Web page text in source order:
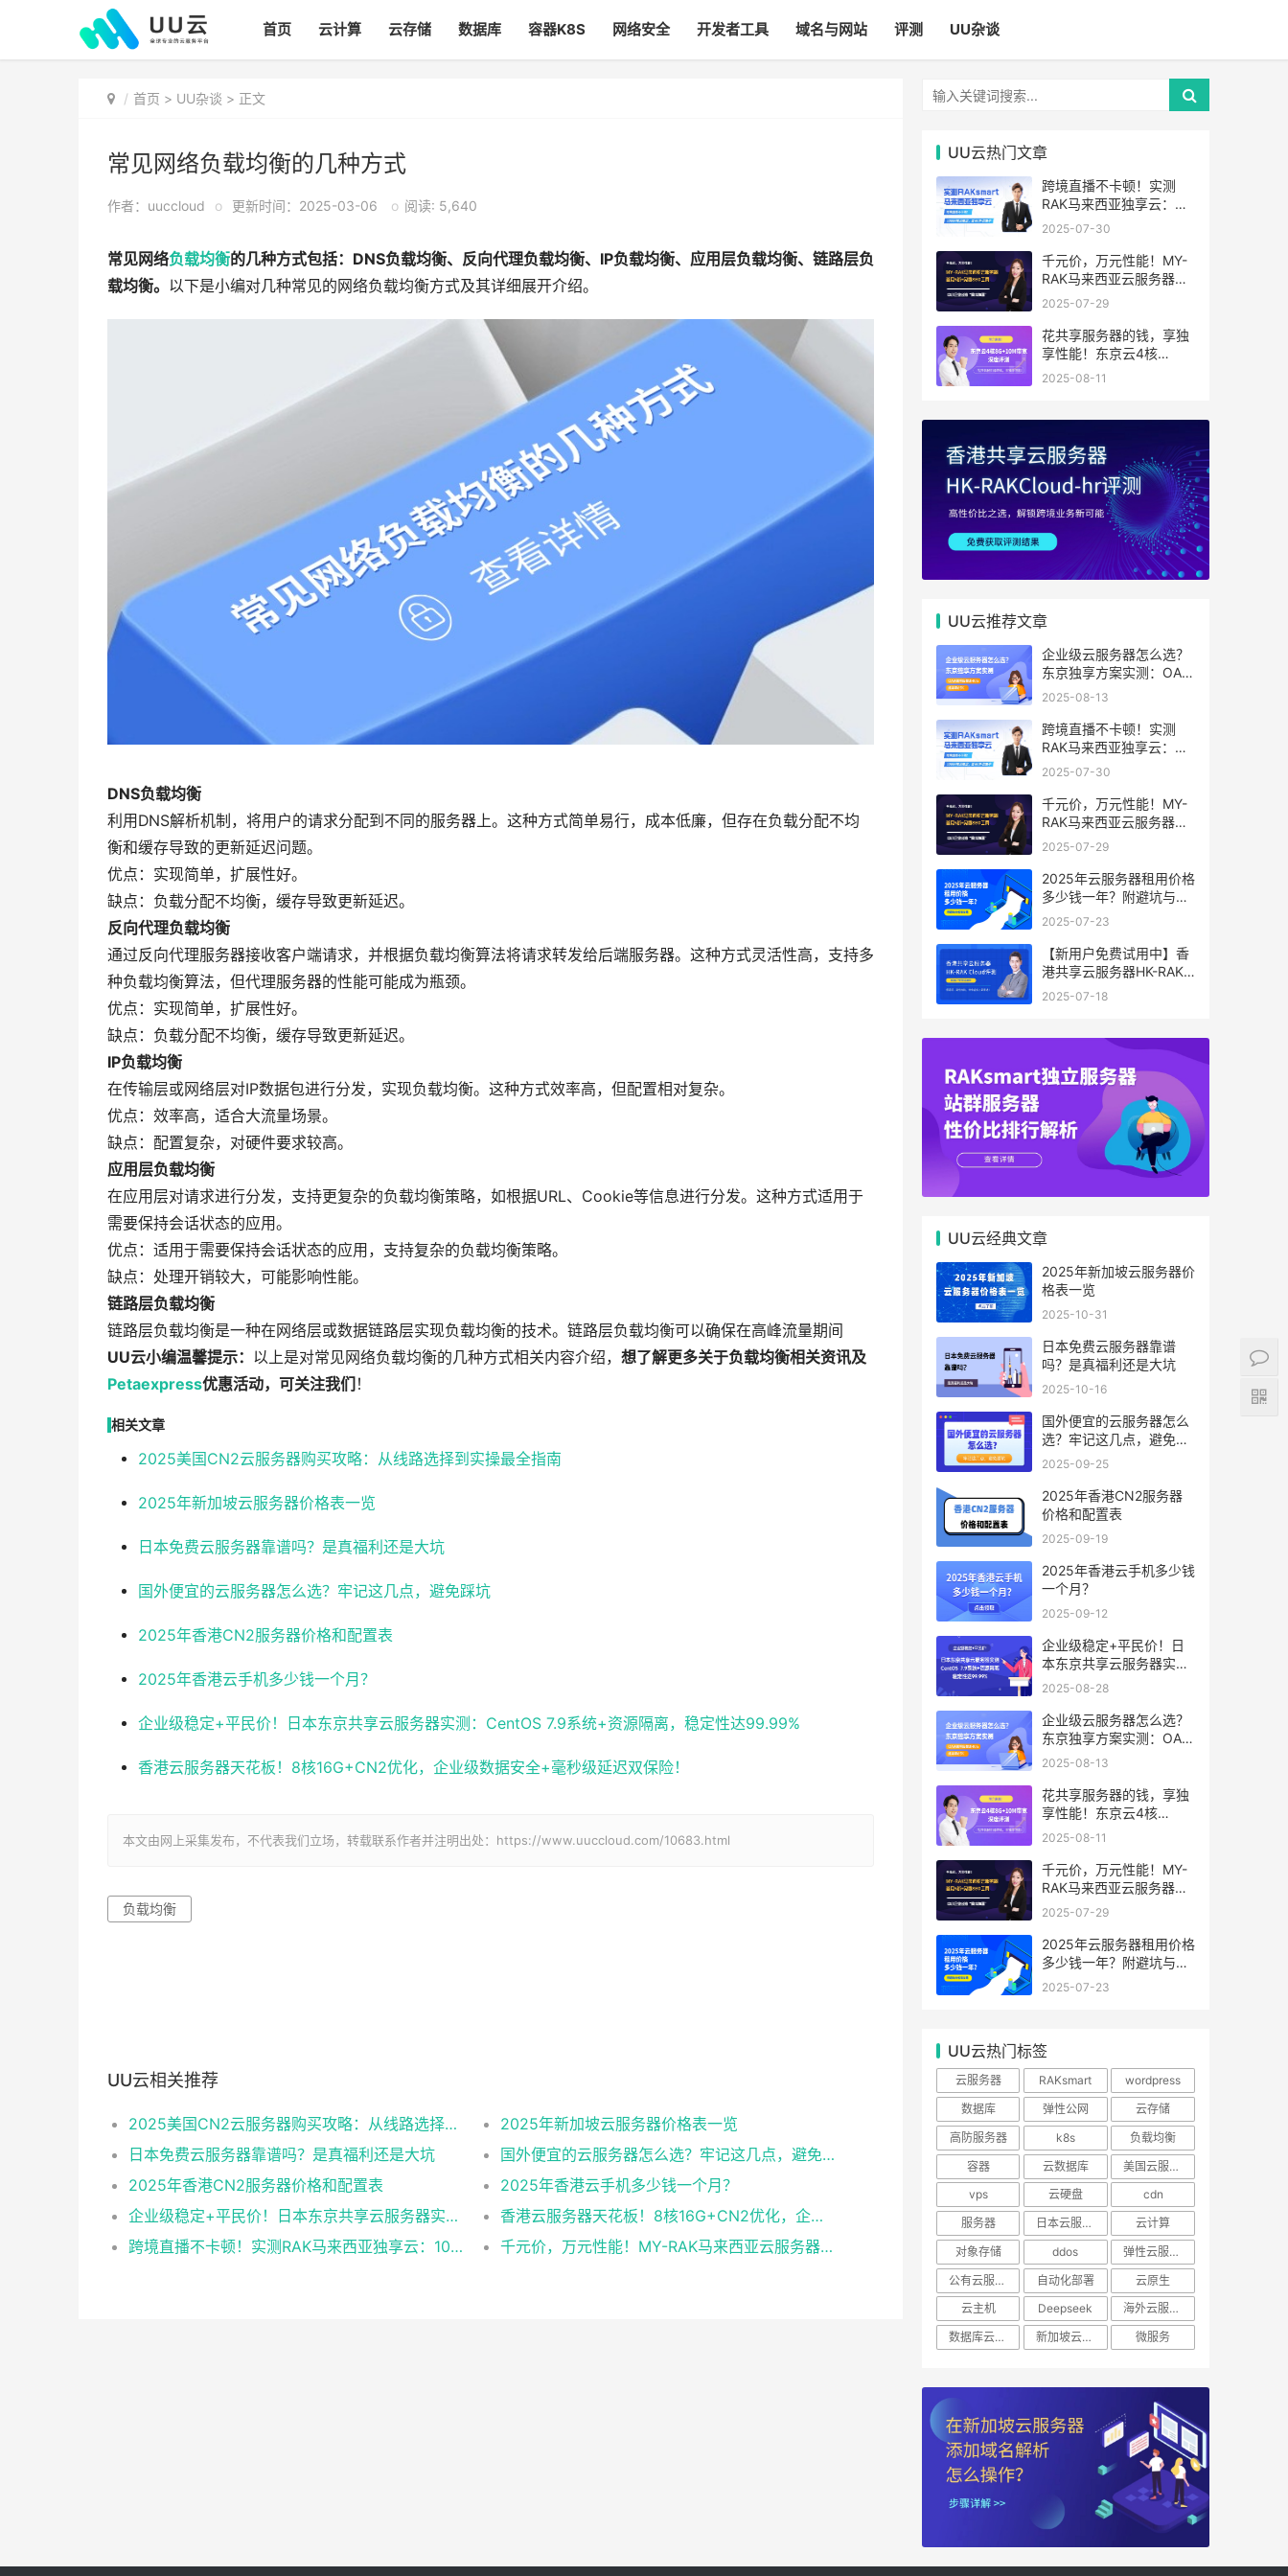
首页 云计算 云存储 数据库 容器K8S 网络安全 开发者工具 域名与网站 评测 UU杂谈
首页 > UU杂谈 > 正文
常见网络负载均衡的几种方式
作者：uuccloud o 更新时间：2025-03-06 o 阅读: 5,640
常见网络负载均衡的几种方式包括：DNS负载均衡、反向代理负载均衡、IP负载均衡、应用层负载均衡、链路层负
载均衡。 以下是小编对几种常见的网络负载均衡方式及其详细展开介绍。
DNS负载均衡
利用DNS解析机制，将用户的请求分配到不同的服务器上。这种方式简单易行，成本低廉，但存在负载分配不均
衡和缓存导致的更新延迟问题。
优点：实现简单，扩展性好。
缺点：负载分配不均衡，缓存导致更新延迟。
反向代理负载均衡
通过反向代理服务器接收客户端请求，并根据负载均衡算法将请求转发给后端服务器。这种方式灵活性高，支持多
种负载均衡算法，但代理服务器的性能可能成为瓶颈。
优点：实现简单，扩展性好。
缺点：负载分配不均衡，缓存导致更新延迟。
IP负载均衡
在传输层或网络层对IP数据包进行分发，实现负载均衡。这种方式效率高，但配置相对复杂。
优点：效率高，适合大流量场景。
缺点：配置复杂，对硬件要求较高。
应用层负载均衡
在应用层对请求进行分发，支持更复杂的负载均衡策略，如根据URL、Cookie等信息进行分发。这种方式适用于
需要保持会话状态的应用。
优点：适用于需要保持会话状态的应用，支持复杂的负载均衡策略。
缺点：处理开销较大，可能影响性能。
链路层负载均衡
链路层负载均衡是一种在网络层或数据链路层实现负载均衡的技术。链路层负载均衡可以确保在高峰流量期间
UU云小编温馨提示： 以上是对常见网络负载均衡的几种方式相关内容介绍， 想了解更多关于负载均衡相关资讯及
Petaexpress优惠活动，可关注我们 ！
相关文章
2025美国CN2云服务器购买攻略：从线路选择到实操最全指南
2025年新加坡云服务器价格表一览
日本免费云服务器靠谱吗？是真福利还是大坑
国外便宜的云服务器怎么选？牢记这几点，避免踩坑
2025年香港CN2服务器价格和配置表
2025年香港云手机多少钱一个月？
企业级稳定+平民价！日本东京共享云服务器实测：CentOS 7.9系统+资源隔离，稳定性达99.99%
香港云服务器天花板！8核16G+CN2优化，企业级数据安全+毫秒级延迟双保险！
本文由网上采集发布，不代表我们立场，转载联系作者并注明出处：https://www.uuccloud.com/10683.html
负载均衡
UU云相关推荐
2025美国CN2云服务器购买攻略：从线路选择到实操最全指南
2025年新加坡云服务器价格表一览
日本免费云服务器靠谱吗？是真福利还是大坑
国外便宜的云服务器怎么选？牢记这几点，避免踩坑
2025年香港CN2服务器价格和配置表
2025年香港云手机多少钱一个月？
企业级稳定+平民价！日本东京共享云服务器实测：CentOS 7.9系统+资源隔离，稳定性达99.99%
香港云服务器天花板！8核16G+CN2优化，企业级数据安全+毫秒级延迟双保险！
跨境直播不卡顿！实测RAK马来西亚独享云：1080P推流稳定，首月6折优惠中
千元价，万元性能！MY-RAK马来西亚云服务器：首月5折+免费SEO工具，中小企业出海“降本神器”
UU云热门文章
跨境直播不卡顿！实测
RAK马来西亚独享云：
1080P推流稳定，首月6
2025-07-30
千元价，万元性能！MY-
RAK马来西亚云服务器：
首月5折+免费SEO工具，
2025-07-29
花共享服务器的钱，享独
享性能！东京云4核
8G+10M带宽降价来袭
2025-08-11
UU云推荐文章
企业级云服务器怎么选？
东京独享方案实测：OA系
统响应提速40%，成本降
2025-08-13
跨境直播不卡顿！实测
RAK马来西亚独享云：
1080P推流稳定，首月6
2025-07-30
千元价，万元性能！MY-
RAK马来西亚云服务器：
首月5折+免费SEO工具，
2025-07-29
2025年云服务器租用价格
多少钱一年？附避坑与省
钱攻略
2025-07-23
【新用户免费试用中】香
港共享云服务器HK-RAK
Cloud评测：低延迟、高
2025-07-18
UU云经典文章
2025年新加坡云服务器价
格表一览
2025-10-31
日本免费云服务器靠谱
吗？是真福利还是大坑
2025-10-16
国外便宜的云服务器怎么
选？牢记这几点，避免踩
坑
2025-09-25
2025年香港CN2服务器
价格和配置表
2025-09-19
2025年香港云手机多少钱
一个月？
2025-09-12
企业级稳定+平民价！日
本东京共享云服务器实
测：CentOS 7.9系统+资
99.99%
2025-08-28
企业级云服务器怎么选？
东京独享方案实测：OA系
统响应提速40%，成本降
2025-08-13
花共享服务器的钱，享独
享性能！东京云4核
8G+10M带宽降价来袭
2025-08-11
千元价，万元性能！MY-
RAK马来西亚云服务器：
首月5折+免费SEO工具，
2025-07-29
2025年云服务器租用价格
多少钱一年？附避坑与省
钱攻略
2025-07-23
UU云热门标签
云服务器 RAKsmart
wordpress
数据库
弹性公网
云存储
高防服务器
k8s
负载均衡
容器
云数据库
美国云服务器
vps
云硬盘
cdn
服务器
日本云服务器
云计算
对象存储
ddos
弹性云服务器
公有云服务器
自动化部署
云原生
云主机
Deepseek
海外云服务器
数据库云托管
新加坡云服务器 微服务